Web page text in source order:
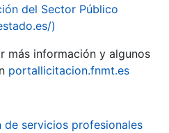
del Sector Público
)
más información y algunos
portallicitacion.fnmt.es
de servicios profesionales